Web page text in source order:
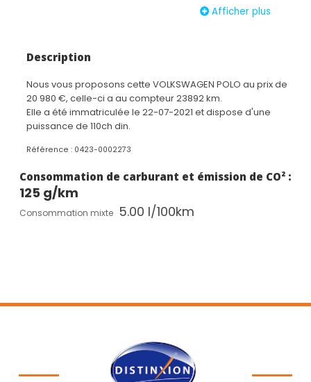
‘Fatigue Detection' : Système de détection de fatigue
l'apparition d'un message visuel et sonore
2 ports USB-C de recharge à l’arrière
6 haut-parleurs
Accoudoir central avant avec compartiment de
rangement
Aide au démarrage en côte ‘Hill-Hold'
Airbags frontaux avant conducteur et passager
(Airbag passager désactivable par clef)
Airbags latéraux avant
Antibrouillards avant à LED avec éclairage
Applications décoratives ‘Deep iron’ sur le tableau de
Appuis lombaires réglables à l’avant
Afficher plus
Description
Nous vous proposons cette VOLKSWAGEN POLO au prix de
20 980 €, celle-ci a au compteur 23892 km.
Elle a été immatriculée le 22-07-2021 et dispose d'une
puissance de 110ch din.
Référence : 0423-0002273
Consommation de carburant et émission de CO² :
125 g/km
Consommation mixte 5.00 l/100km